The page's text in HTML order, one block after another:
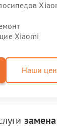
Xiaomi
Наши